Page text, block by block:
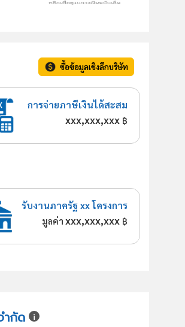
ซื้อข้อมูลเชิงลึกบริษัท
การจ่ายภาษีเงินได้สะสม
xxx,xxx,xxx ฿
รับงานภาครัฐ xx โครงการ
มูลค่าxxx,xxx,xxx ฿
ำกัด